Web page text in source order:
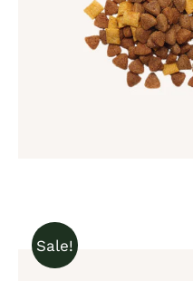
QUICK VIEW
Sale!